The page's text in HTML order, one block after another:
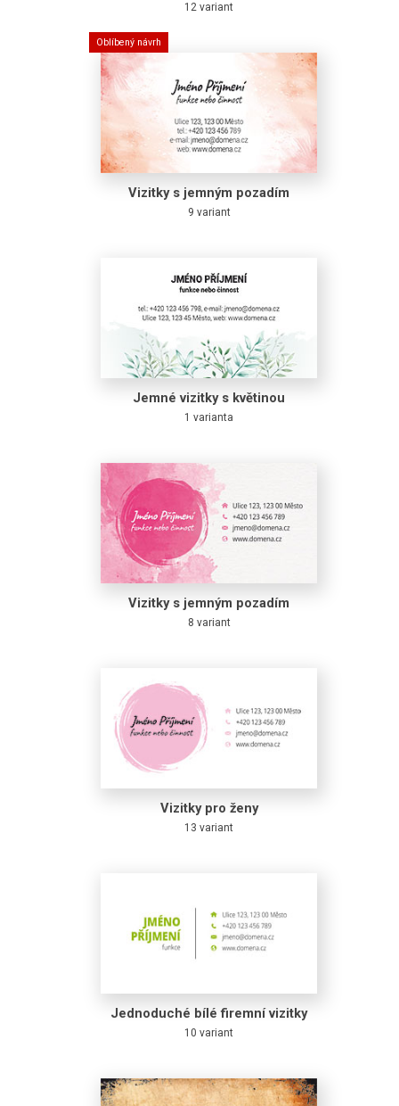
12 variant
Oblíbený návrh
Vizitky s jemným pozadím
9 variant
Jemné vizitky s květinou
1 varianta
Vizitky s jemným pozadím
8 variant
Vizitky pro ženy
13 variant
Jednoduché bílé firemní vizitky
10 variant